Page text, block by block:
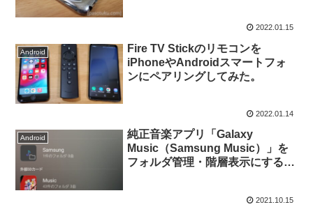
2022.01.15
Android
Fire TV Stickのリモコンを
iPhoneやAndroidスマートフォ
ンにペアリングしてみた。
2022.01.14
Android
純正音楽アプリ「Galaxy
Music（Samsung Music）」を
フォルダ管理・階層表示にする方
2021.10.15